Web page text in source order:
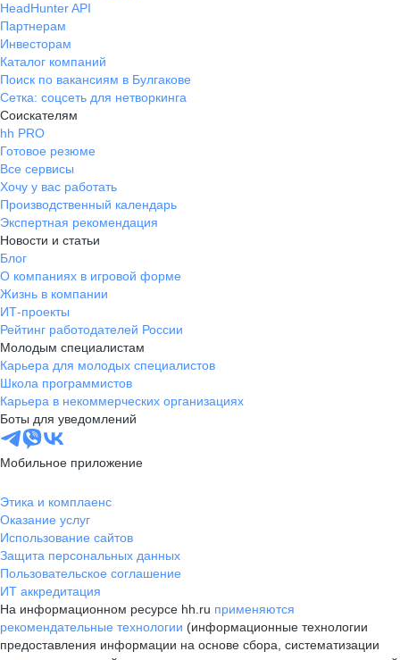
HeadHunter API
Партнерам
Инвесторам
Каталог компаний
Поиск по вакансиям в Булгакове
Сетка: соцсеть для нетворкинга
Соискателям
hh PRO
Готовое резюме
Все сервисы
Хочу у вас работать
Производственный календарь
Экспертная рекомендация
Новости и статьи
Блог
О компаниях в игровой форме
Жизнь в компании
ИТ-проекты
Рейтинг работодателей России
Молодым специалистам
Карьера для молодых специалистов
Школа программистов
Карьера в некоммерческих организациях
Боты для уведомлений
Мобильное приложение
Этика и комплаенс
Оказание услуг
Использование сайтов
Защита персональных данных
Пользовательское соглашение
ИТ аккредитация
На информационном ресурсе hh.ru применяются
рекомендательные технологии (информационные технологии
предоставления информации на основе сбора, систематизации